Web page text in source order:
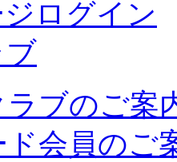
ログイン
ブ
ラブのご案
会員のご